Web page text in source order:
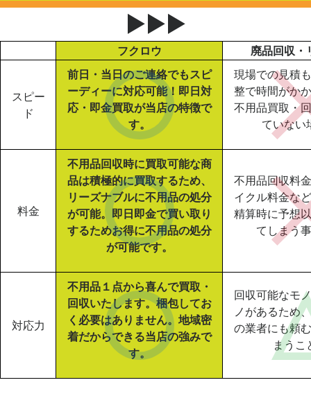
▶▶▶
フクロウ 廃品回収・
スピー
ド
前日・当日のご連絡でもスピ
ーディーに対応可能！即日対
応・即金買取が当店の特徴で
す。
現場での見積
整で時間がか
不用品買取・
ていない
料金
不用品回収時に買取可能な商
品は積極的に買取するため、
リーズナブルに不用品の処分
が可能。即日即金で買い取り
するためお得に不用品の処分
が可能です。
不用品回収料
イクル料金な
精算時に予想
てしまう
対応力
不用品１点から喜んで買取・
回収いたします。梱包してお
く必要はありません。地域密
着だからできる当店の強みで
す。
回収可能なモ
ノがあるため
の業者にも頼
まうこ